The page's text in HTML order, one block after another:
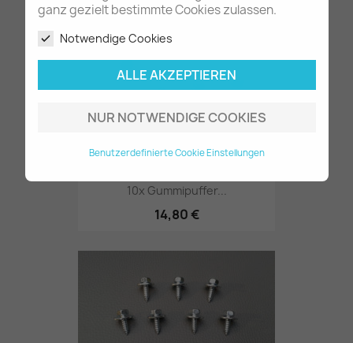
ganz gezielt bestimmte Cookies zulassen.
Notwendige Cookies
ALLE AKZEPTIEREN
NUR NOTWENDIGE COOKIES
Benutzerdefinierte Cookie Einstellungen
10x Gummipuffer...
14,80 €